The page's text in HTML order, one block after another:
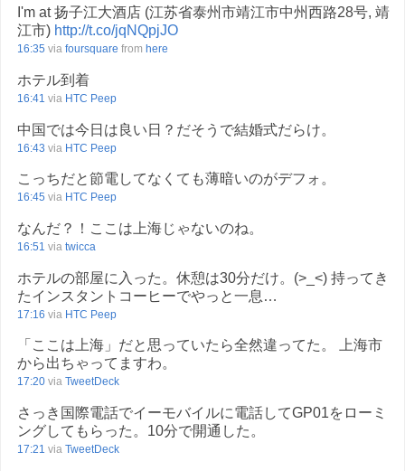
I'm at 扬子江大酒店 (江苏省泰州市靖江市中州西路28号, 靖
江市) http://t.co/jqNQpjJO
16:35 via foursquare from here
ホテル到着
16:41 via HTC Peep
中国では今日は良い日？だそうで結婚式だらけ。
16:43 via HTC Peep
こっちだと節電してなくても薄暗いのがデフォ。
16:45 via HTC Peep
なんだ？！ここは上海じゃないのね。
16:51 via twicca
ホテルの部屋に入った。休憩は30分だけ。(>_<) 持ってき
たインスタントコーヒーでやっと一息…
17:16 via HTC Peep
「ここは上海」だと思っていたら全然違ってた。 上海市
から出ちゃってますわ。
17:20 via TweetDeck
さっき国際電話でイーモバイルに電話してGP01をローミ
ングしてもらった。10分で開通した。
17:21 via TweetDeck